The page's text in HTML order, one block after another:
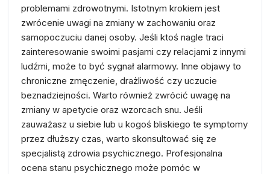
problemami zdrowotnymi. Istotnym krokiem jest
zwrócenie uwagi na zmiany w zachowaniu oraz
samopoczuciu danej osoby. Jeśli ktoś nagle traci
zainteresowanie swoimi pasjami czy relacjami z innymi
ludźmi, może to być sygnał alarmowy. Inne objawy to
chroniczne zmęczenie, drażliwość czy uczucie
beznadziejności. Warto również zwrócić uwagę na
zmiany w apetycie oraz wzorcach snu. Jeśli
zauważasz u siebie lub u kogoś bliskiego te symptomy
przez dłuższy czas, warto skonsultować się ze
specjalistą zdrowia psychicznego. Profesjonalna
ocena stanu psychicznego może pomóc w